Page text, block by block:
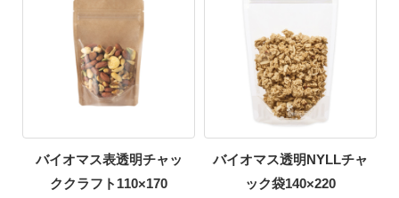
バイオマス表透明チャッ
ククラフト110×170
バイオマス透明NYLLチャ
ック袋140×220